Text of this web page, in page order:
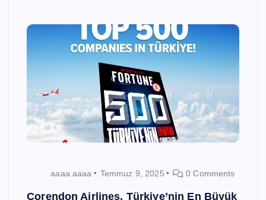
aaaa aaaa Temmuz 9, 2025 0 Comments
Corendon Airlines, Türkiye’nin En Büyük